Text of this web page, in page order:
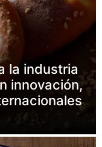
la industria
innovación,